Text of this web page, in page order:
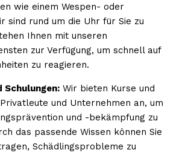
wie einem Wespen- oder
sind rund um die Uhr für Sie zu
Ihnen mit unseren
zur Verfügung, um schnell auf
zu reagieren.
Schulungen: Wir bieten Kurse und
und Unternehmen an, um
und -bekämpfung zu
das passende Wissen können Sie
Schädlingsprobleme zu